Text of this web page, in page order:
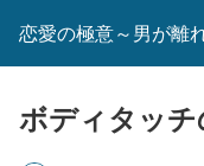
恋愛の極意～男が離
ボディタッチ